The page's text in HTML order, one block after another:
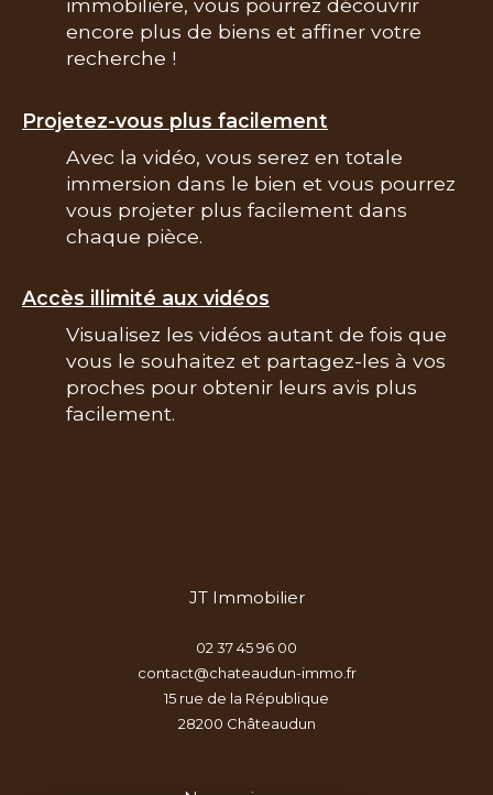
immobilière, vous pourrez découvrir
encore plus de biens et affiner votre
recherche !
Projetez-vous plus facilement
Avec la vidéo, vous serez en totale
immersion dans le bien et vous pourrez
vous projeter plus facilement dans
chaque pièce.
Accès illimité aux vidéos
Visualisez les vidéos autant de fois que
vous le souhaitez et partagez-les à vos
proches pour obtenir leurs avis plus
facilement.
JT Immobilier
02 37 45 96 00
contact@chateaudun-immo.fr
15 rue de la République
28200
châteaudun